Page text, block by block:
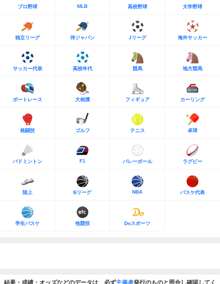
プロ野球 MLB 高校野球 大学野球
独立リーグ 侍ジャパン Jリーグ 海外サッカー
サッカー代表 高校年代 競馬 地方競馬
ボートレース 大相撲 フィギュア カーリング
格闘技 ゴルフ テニス 卓球
バドミントン F1 バレーボール ラグビー
陸上 Bリーグ NBA バスケ代表
学生バスケ 他競技 Doスポーツ
結果・成績・オッズなどのデータは、必ず主催者発行のものと照合し確認してく